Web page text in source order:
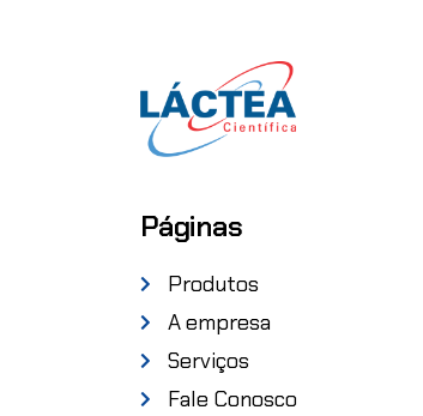
Páginas
Produtos
A empresa
Serviços
Fale Conosco